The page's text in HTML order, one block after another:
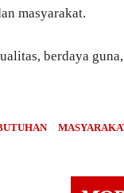
masyarakat.
berdaya